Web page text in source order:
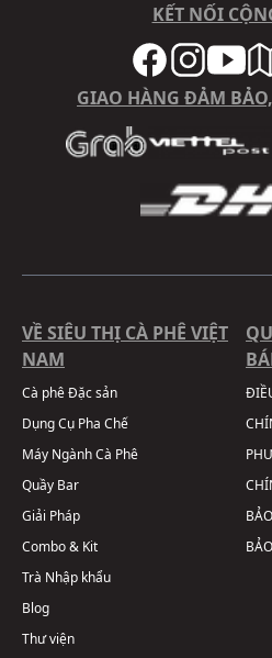
KẾT NỐI
GIAO HÀNG ĐẢM
VỀ SIÊU THỊ CÀ PHÊ VIỆT
NAM
Cà phê Đặc sản
Dụng Cụ Pha Chế
Máy Ngành Cà Phê
Quầy Bar
Giải Pháp
Combo & Kit
Trà Nhập khẩu
Blog
Thư viện